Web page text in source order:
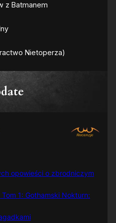
opowieści o zbrodniczym
1: Gothamski Nokturn: